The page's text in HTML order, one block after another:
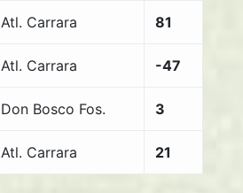
Atl. Carrara 81
Atl. Carrara -47
Don Bosco Fos. 3
Atl. Carrara 21